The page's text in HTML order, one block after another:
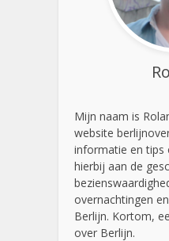
Mijn naam is
website
informatie en tips
hierbij aan de
overnachtingen
Berlijn. Kortom,
over Berlijn.